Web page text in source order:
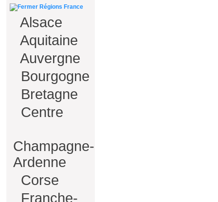
Régions France
Alsace
Aquitaine
Auvergne
Bourgogne
Bretagne
Centre
Champagne-
Ardenne
Corse
Franche-